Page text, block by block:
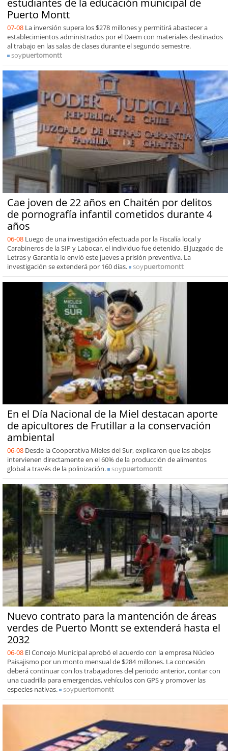
estudiantes de la educación municipal de
Puerto Montt
07-08 La inversión supera los $278 millones y permitirá abastecer a
establecimientos administrados por el Daem con materiales destinados
al trabajo en las salas de clases durante el segundo semestre.
soypuertomontt
Cae joven de 22 años en Chaitén por delitos
de pornografía infantil cometidos durante 4
años
06-08 Luego de una investigación efectuada por la Fiscalía local y
Carabineros de la SIP y Labocar, el individuo fue detenido. El Juzgado de
Letras y Garantía lo envió este jueves a prisión preventiva. La
investigación se extenderá por 160 días.
soypuertomontt
En el Día Nacional de la Miel destacan aporte
de apicultores de Frutillar a la conservación
ambiental
06-08 Desde la Cooperativa Mieles del Sur, explicaron que las abejas
intervienen directamente en el 60% de la producción de alimentos
global a través de la polinización.
soypuertomontt
Nuevo contrato para la mantención de áreas
verdes de Puerto Montt se extenderá hasta el
2032
06-08 El Concejo Municipal aprobó el acuerdo con la empresa Núcleo
Paisajismo por un monto mensual de $284 millones. La concesión
deberá continuar con los trabajadores del periodo anterior, contar con
una cuadrilla para emergencias, vehículos con GPS y promover las
especies nativas.
soypuertomontt